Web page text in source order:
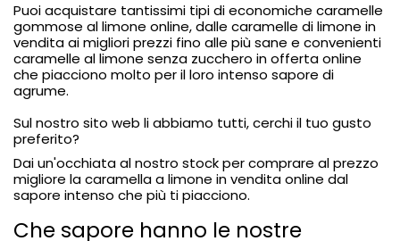
Puoi acquistare tantissimi tipi di economiche caramelle
gommose al limone online, dalle caramelle di limone in
vendita ai migliori prezzi fino alle più sane e convenienti
caramelle al limone senza zucchero in offerta online
che piacciono molto per il loro intenso sapore di
agrume.
Sul nostro sito web li abbiamo tutti, cerchi il tuo gusto
preferito?
Dai un'occhiata al nostro stock per comprare al prezzo
migliore la caramella a limone in vendita online dal
sapore intenso che più ti piacciono.
Che sapore hanno le nostre